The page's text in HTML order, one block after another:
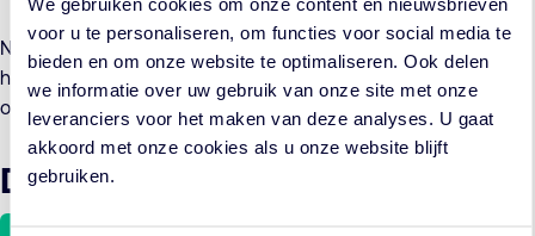
voor u te personaliseren, om functies voor social media te
bieden en om onze website te optimaliseren. Ook delen
we informatie over uw gebruik van onze site met onze
leveranciers voor het maken van deze analyses. U gaat
akkoord met onze cookies als u onze website blijft
gebruiken.
Niet alleen zijn de verwachtingen voor de techreuzen
hooggespannen, ze lijken de portefeuilles van ESG-fondsen
ook groener te maken. Maar zijn er addertjes onder het gras?
Download het artikel hier